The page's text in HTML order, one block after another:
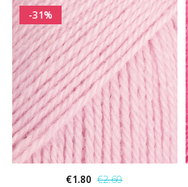
-31%
€1.80 €2.60